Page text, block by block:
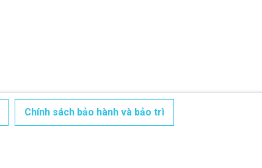
Chính sách bảo hành và bảo trì